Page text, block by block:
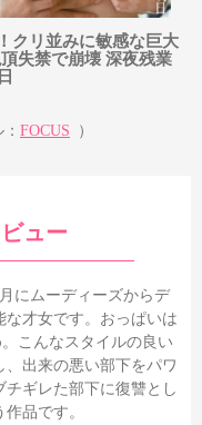
クリ並みに敏感な巨大
失禁で崩壊 深夜残業
FOCUS ）
ュー
にムーディーズからデ
な才女です。おっぱいは
こんなスタイルの良い
出来の悪い部下をパワ
ギレた部下に復讐とし
品です。